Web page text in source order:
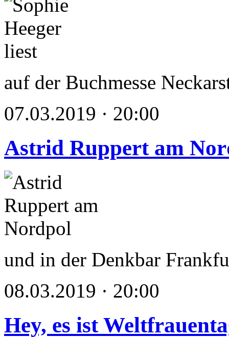
auf der Buchmesse
07.03.2019 · 20:00
Astrid Ruppert am
und in der Denkbar
08.03.2019 · 20:00
Hey, es ist